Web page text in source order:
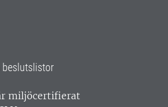
miljöcertifierat